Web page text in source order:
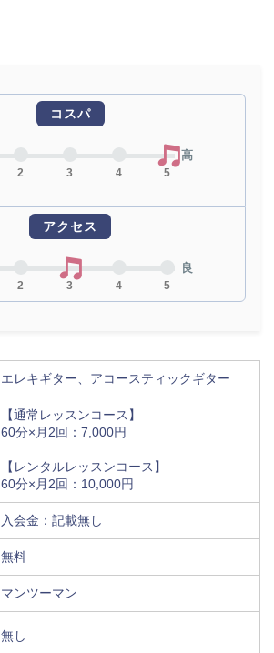
コスパ
2 3 4 5
高
アクセス
2 3 4 5
良
エレキギター、アコースティックギター
【通常レッスンコース】
60分×月2回：7,000円
【レンタルレッスンコース】
60分×月2回：10,000円
入会金：記載無し
無料
マンツーマン
無し